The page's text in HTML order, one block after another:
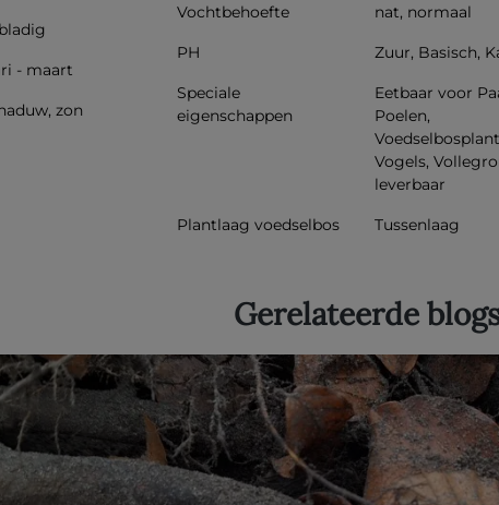
- maart
zon
Vochtbehoefte nat, normaal
PH Zuur, Basisch,
Speciale
eigenschappen
Eetbaar voor
Poelen,
Vogels,
leverbaar
Plantlaag voedselbos Tussenlaag
Gerelateerde